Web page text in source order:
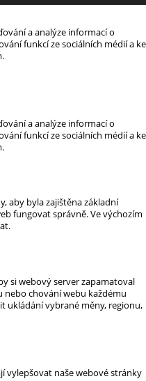
a analýze informací o
funkcí ze sociálních médií a ke
a analýze informací o
funkcí ze sociálních médií a ke
aby byla zajištěna základní
fungovat správně. Ve výchozím
si webový server zapamatoval
nebo chování webu každému
ukládání vybrané měny, regionu,
vylepšovat naše webové stránky